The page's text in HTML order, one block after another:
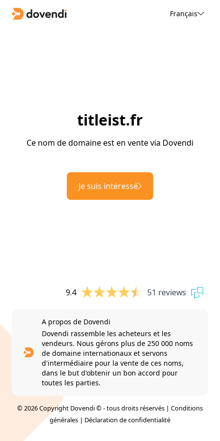
Français
titleist.fr
Ce nom de domaine est en vente via Dovendi
Je suis intéressé
9.4 51 reviews
A propos de Dovendi
Dovendi rassemble les acheteurs et les
vendeurs. Nous gérons plus de 250 000 noms
de domaine internationaux et servons
d'intermédiaire pour la vente de ces noms,
dans le but d'obtenir un bon accord pour
toutes les parties.
© 2026 Copyright Dovendi © - tous droits réservés | Conditions
générales | Déclaration de confidentialité